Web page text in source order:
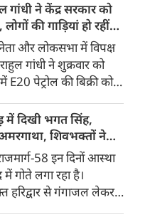
गांधी ने केंद्र सरकार को
की गाड़ियां हो रहीं
पटकथा
और लोकसभा में विपक्ष
गांधी ने शुक्रवार को
पेट्रोल की बिक्री को
E20 को ‘बहुत बड़ा
हुए आरोप लगाया कि
से वाहनों को नुकसान
है और इसका आर्थिक बोझ
पर पड़ रहा है।
दिखी भगत सिंह,
शिवभक्तों ने
राजमार्ग-58 इन दिनों आस्था
गोते लगा रहा है।
हरिद्वार से गंगाजल लेकर